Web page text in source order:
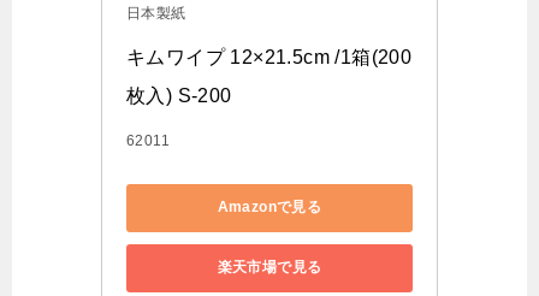
日本製紙
キムワイプ 12×21.5cm /1箱(200
枚入) S-200
62011
Amazonで見る
楽天市場で見る